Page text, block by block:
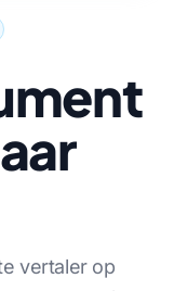
vertaler op